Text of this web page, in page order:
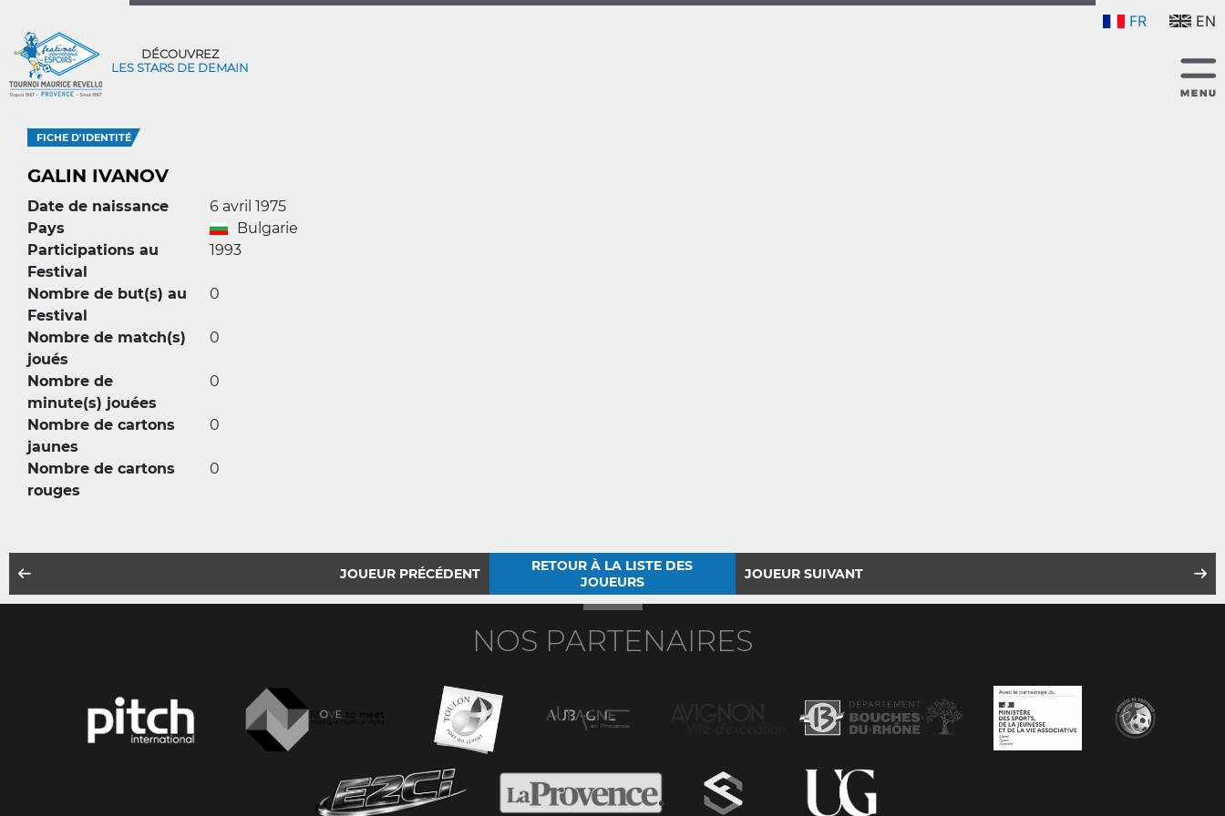
FR EN
DÉCOUVREZ
LES STARS DE DEMAIN
FICHE D'IDENTITÉ
GALIN IVANOV
Date de naissance
6 avril 1975
Pays
Bulgarie
Participations au
Festival
1993
Nombre de but(s) au
Festival
0
Nombre de match(s)
joués
0
Nombre de
minute(s) jouées
0
Nombre de cartons
jaunes
0
Nombre de cartons
rouges
0
JOUEUR PRÉCÉDENT
RETOUR À LA LISTE DES
JOUEURS
JOUEUR SUIVANT
NOS PARTENAIRES